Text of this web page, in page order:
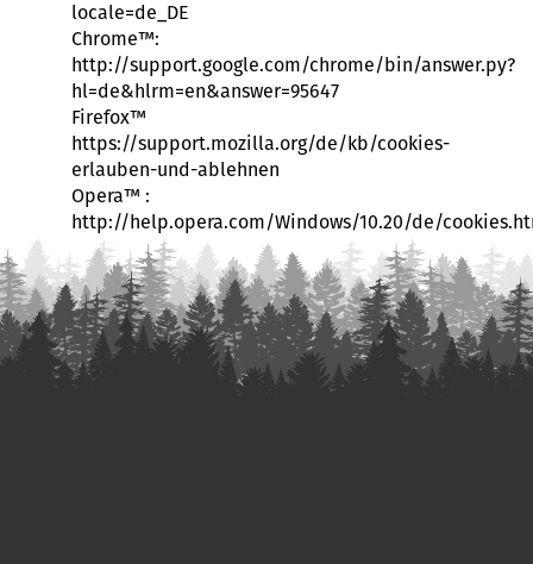
locale=de_DE
Chrome™:
http://support.google.com/chrome/bin/answer.py?
hl=de&hlrm=en&answer=95647
Firefox™
https://support.mozilla.org/de/kb/cookies-
erlauben-und-ablehnen
Opera™ :
http://help.opera.com/Windows/10.20/de/